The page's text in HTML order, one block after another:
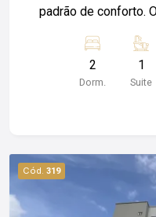
padrão de conforto.
jantar integradas,
ambientes
no dia a dia. Ideal para quem busca morar com
espaço e comodidade na rotina.
para mais informações
Além do valor de
2
Dorm.
1
Suite
Cód. 319